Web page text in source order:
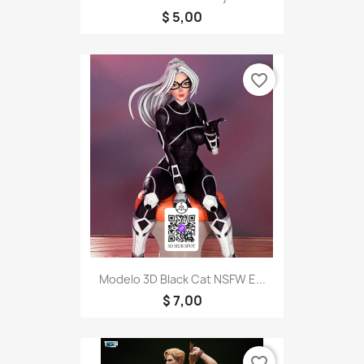
$ 5,00
Modelo 3D Black Cat NSFW E...
$ 7,00
favorite_border